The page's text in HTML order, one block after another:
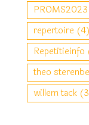
PROMS2023
repertoire (4)
Repetitieinfo
theo
willem tack